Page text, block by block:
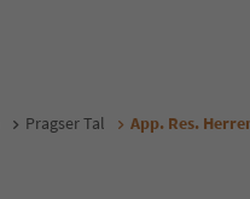
Pragser Tal App. Res.